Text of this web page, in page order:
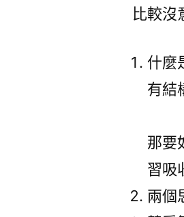
比較沒
什麼
有結
那要
習吸
兩個